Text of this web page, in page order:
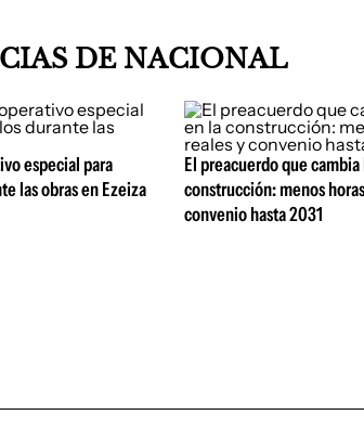
DE NACIONAL
especial para
las obras en Ezeiza
El preacuerdo que
construcción: menos
convenio hasta 2031